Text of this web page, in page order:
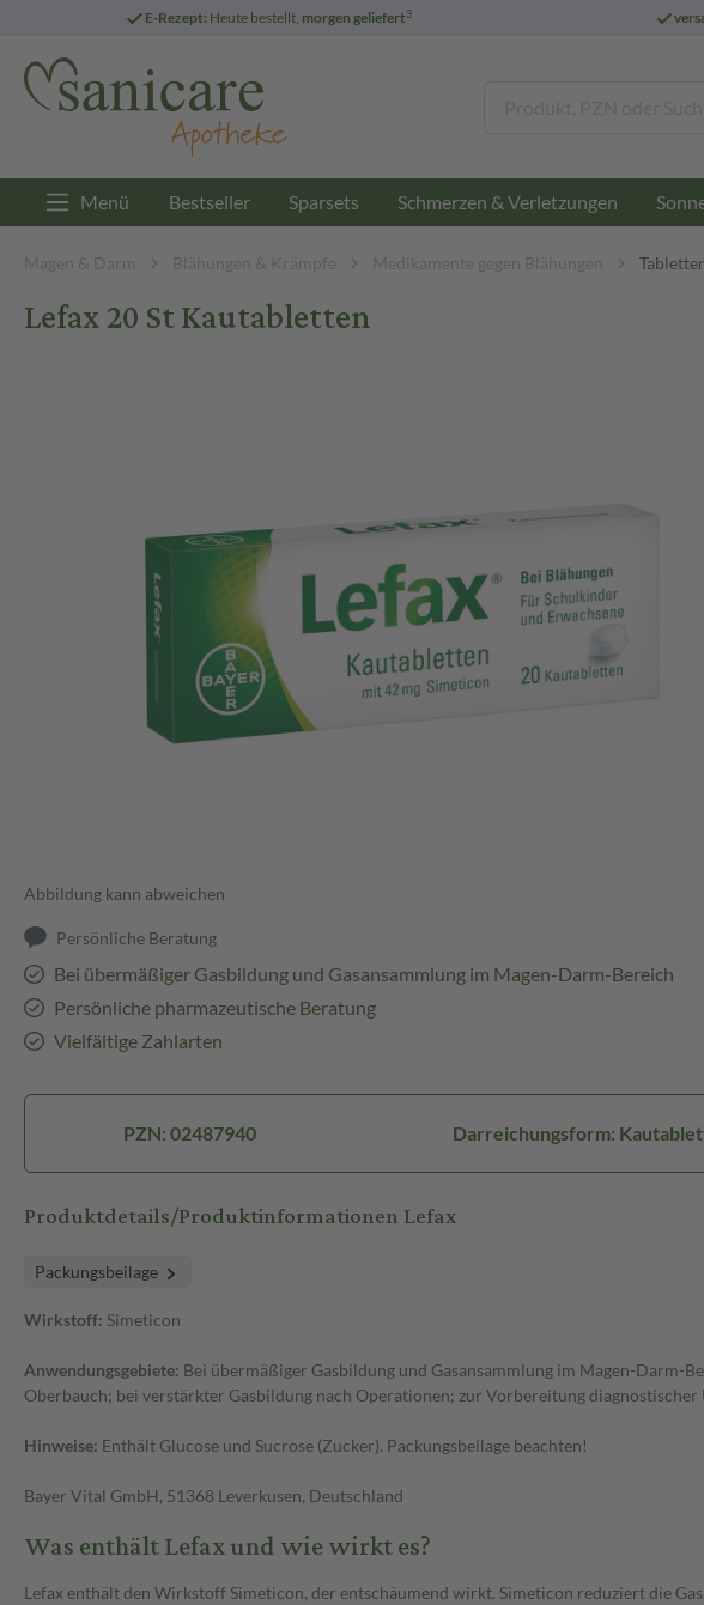
E-Rezept: Heute bestellt, morgen geliefert3
Menü Bestseller Sparsets Schmerzen & Verletzungen
Magen & Darm Blähungen & Krämpfe Medikamente gegen Blähungen
Lefax 20 St Kautabletten
Abbildung kann abweichen
Persönliche Beratung
Bei übermäßiger Gasbildung und Gasansammlung im Magen-Darm-Bereich
Persönliche pharmazeutische Beratung
Vielfältige Zahlarten
PZN: 02487940 Darreichungsform:
Produktdetails/Produktinformationen Lefax
Packungsbeilage
Wirkstoff: Simeticon
Anwendungsgebiete: Bei übermäßiger Gasbildung und Gasansammlung im Magen-Darm-
Oberbauch; bei verstärkter Gasbildung nach Operationen; zur Vorbereitung
Hinweise: Enthält Glucose und Sucrose (Zucker). Packungsbeilage beachten!
Bayer Vital GmbH, 51368 Leverkusen, Deutschland
Was enthält Lefax und wie wirkt es?
Lefax enthält den Wirkstoff Simeticon, der entschäumend wirkt. Simeticon reduziert die